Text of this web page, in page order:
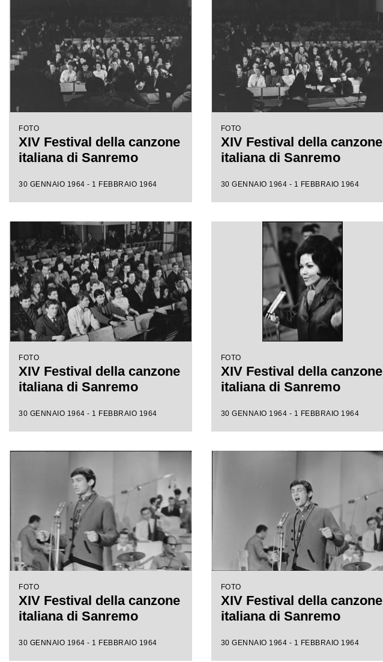
FOTO
XIV Festival della canzone
italiana di Sanremo
30 GENNAIO 1964 - 1 FEBBRAIO 1964
FOTO
XIV Festival della canzone
italiana di Sanremo
30 GENNAIO 1964 - 1 FEBBRAIO 1964
FOTO
XIV Festival della canzone
italiana di Sanremo
30 GENNAIO 1964 - 1 FEBBRAIO 1964
FOTO
XIV Festival della canzone
italiana di Sanremo
30 GENNAIO 1964 - 1 FEBBRAIO 1964
FOTO
XIV Festival della canzone
italiana di Sanremo
30 GENNAIO 1964 - 1 FEBBRAIO 1964
FOTO
XIV Festival della canzone
italiana di Sanremo
30 GENNAIO 1964 - 1 FEBBRAIO 1964